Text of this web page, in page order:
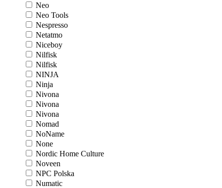
Neo
Neo Tools
Nespresso
Netatmo
Niceboy
Nilfisk
Nilfisk
NINJA
Ninja
Nivona
Nivona
Nivona
Nomad
NoName
None
Nordic Home Culture
Noveen
NPC Polska
Numatic